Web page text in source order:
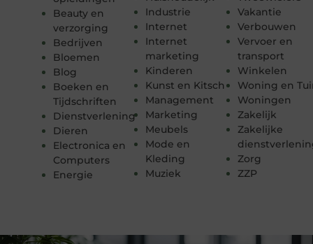
Beauty en
verzorging
Bedrijven
Bloemen
Blog
Boeken en
Tijdschriften
Dienstverlening
Dieren
Electronica en
Computers
Energie
Industrie
Internet
Internet
marketing
Kinderen
Kunst en Kitsch
Management
Marketing
Meubels
Mode en
Kleding
Muziek
Vakantie
Verbouwen
Vervoer en
transport
Winkelen
Woning en
Woningen
Zakelijk
Zakelijke
Zorg
ZZP